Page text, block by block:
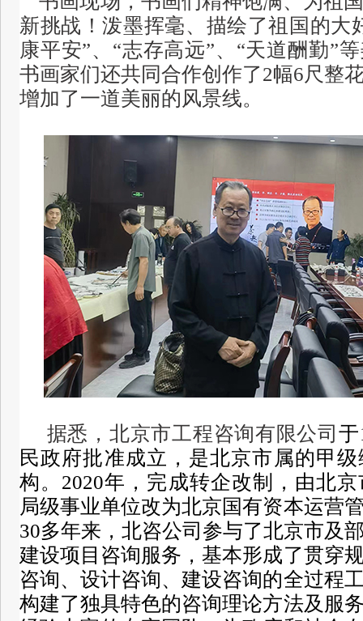
新挑战！泼墨挥毫、描绘了祖国的大
康平安”、“志存高远”、“天道酬勤”
书画家们还共同合作创作了2幅6尺整
增加了一道美丽的风景线。
据悉， 北京市工程咨询有限公司
民政府批准成立，是北京市属的甲
构。2020年，完成转企改制，由北
局级事业单位改为北京国有资本运营
30多年来，北咨公司参与了北京市及
建设项目咨询服务，基本形成了贯穿
咨询、设计咨询、建设咨询的全过程
构建了独具特色的咨询理论方法及服